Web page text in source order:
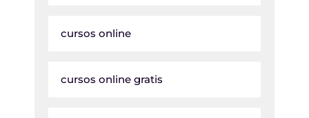
cursos online
cursos online gratis